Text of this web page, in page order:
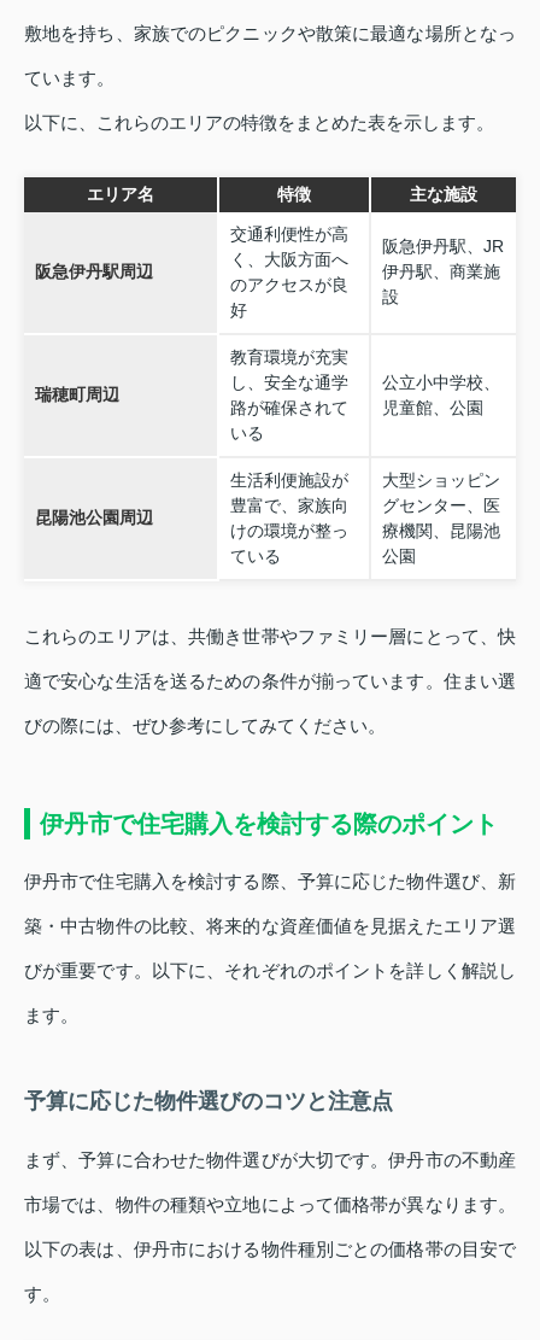
敷地を持ち、家族でのピクニックや散策に最適な場所となっ
ています。
以下に、これらのエリアの特徴をまとめた表を示します。
エリア名 特徴 主な施設
阪急伊丹駅周辺
交通利便性が高
く、大阪方面へ
のアクセスが良
好
阪急伊丹駅、JR
伊丹駅、商業施
設
瑞穂町周辺
教育環境が充実
し、安全な通学
路が確保されて
いる
公立小中学校、
児童館、公園
昆陽池公園周辺
生活利便施設が
豊富で、家族向
けの環境が整っ
ている
大型ショッピン
グセンター、医
療機関、昆陽池
公園
これらのエリアは、共働き世帯やファミリー層にとって、快
適で安心な生活を送るための条件が揃っています。住まい選
びの際には、ぜひ参考にしてみてください。
伊丹市で住宅購入を検討する際のポイント
伊丹市で住宅購入を検討する際、予算に応じた物件選び、新
築・中古物件の比較、将来的な資産価値を見据えたエリア選
びが重要です。以下に、それぞれのポイントを詳しく解説し
ます。
予算に応じた物件選びのコツと注意点
まず、予算に合わせた物件選びが大切です。伊丹市の不動産
市場では、物件の種類や立地によって価格帯が異なります。
以下の表は、伊丹市における物件種別ごとの価格帯の目安で
す。